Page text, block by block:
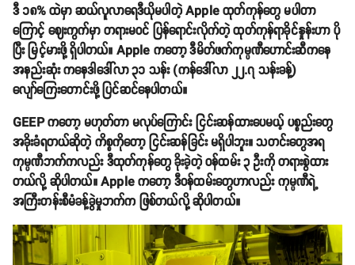
ဒီ ၁၈% ထဲမှာ ဆယ်လူလာရေဒီယိုမပါတဲ့ Apple ထုတ်ကုန်တွေ မပါတာ
ကြောင့် ဈေးကွက်မှာ တရားမဝင် ပြန်ရောင်းလိုက်တဲ့ ထုတ်ကုန်ရာခိုင်နှုန်းဟာ ပို
ပြီး မြင့်မားဖို့ ရှိပါတယ်။ Apple ကတော့ ဒီမိတ်ဖက်ကုမ္ပဏီဟောင်းဆီကနေ
အနည်းဆုံး ကနေဒါဒေါ်လာ ၃၁ သန်း (ကန်ဒေါ်လာ ၂၂.၇ သန်းခန့်)
လျော်ကြေးတောင်းဖို့ ပြင်ဆင်နေပါတယ်။
GEEP ကတော့ မဟုတ်တာ မလုပ်ကြောင်း ငြင်းဆန်ထားပေမယ့် ပစ္စည်းတွေ
အခိုးခံရတယ်ဆိုတဲ့ ကိစ္စကိုတော့ ငြင်းဆန်ခြင်း မရှိပါဘူး။ သတင်းတွေအရ
ကုမ္ပဏီဘက်ကလည်း ဒီထုတ်ကုန်တွေ ခိုးခဲ့တဲ့ ဝန်ထမ်း ၃ ဦးကို တရားစွဲထား
တယ်လို့ ဆိုပါတယ်။ Apple ကတော့ ဒီဝန်ထမ်းတွေဟာလည်း ကုမ္ပဏီရဲ့
အကြီးတန်းစီမံခန့်ခွဲမှုဘက်က ဖြစ်တယ်လို့ ဆိုပါတယ်။